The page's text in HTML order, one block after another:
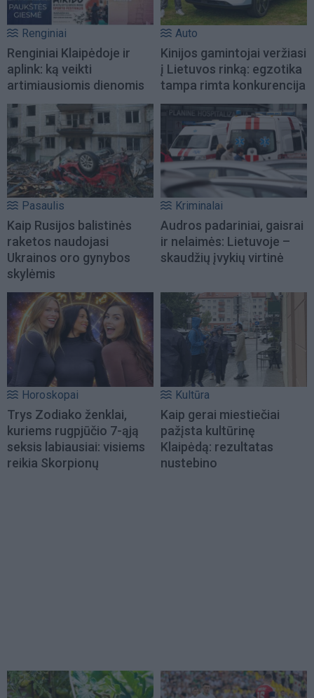
Renginiai
Renginiai Klaipėdoje ir
aplink: ką veikti
artimiausiomis dienomis
Auto
Kinijos gamintojai veržiasi
į Lietuvos rinką: egzotika
tampa rimta konkurencija
Pasaulis
Kaip Rusijos balistinės
raketos naudojasi
Ukrainos oro gynybos
skylėmis
Kriminalai
Audros padariniai, gaisrai
ir nelaimės: Lietuvoje –
skaudžių įvykių virtinė
Horoskopai
Trys Zodiako ženklai,
kuriems rugpjūčio 7-ąją
seksis labiausiai: visiems
reikia Skorpionų
Kultūra
Kaip gerai miestiečiai
pažįsta kultūrinę
Klaipėdą: rezultatas
nustebino